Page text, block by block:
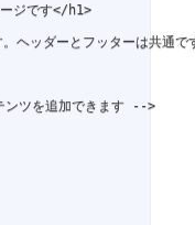
ジです</h1>
ヘッダーとフッターは共通で
ツを追加できます -->